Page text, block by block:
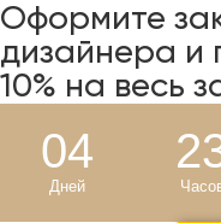
Оформите
дизайнера и
10% на весь
04
Дней